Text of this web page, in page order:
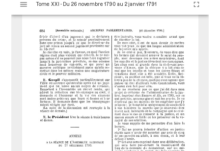
s
Tome XXI - Du 26 novembre 1790 au 2 janvier 1791